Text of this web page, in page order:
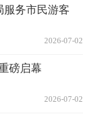
服务市民游客
2026-07-02
磅启幕
2026-07-02